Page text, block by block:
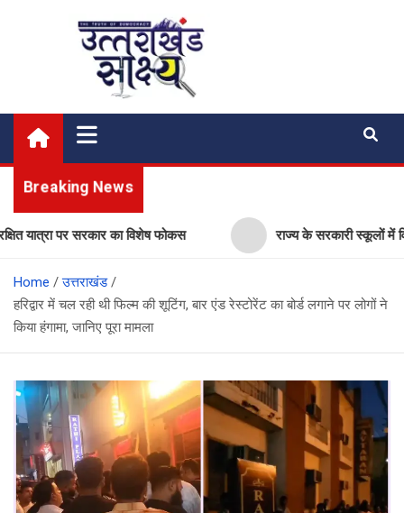
Uttarakhand Shakshya
My News Portal
Breaking News
पर सरकार का विशेष फोकस राज्य के सरकारी स्कूलों में विज्ञान
Home
उत्तराखंड
हरिद्वार में चल रही थी फिल्म की शूटिंग, बार एंड रेस्टोरेंट का बोर्ड लगाने पर लोगों ने
किया हंगामा, जानिए पूरा मामला